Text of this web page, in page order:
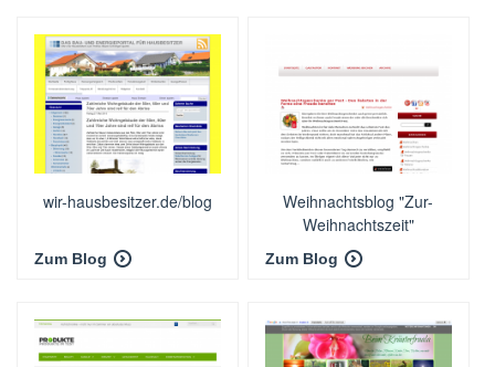
wir-hausbesitzer.de/blog
Zum Blog
Weihnachtsblog "Zur-
Weihnachtszeit"
Zum Blog